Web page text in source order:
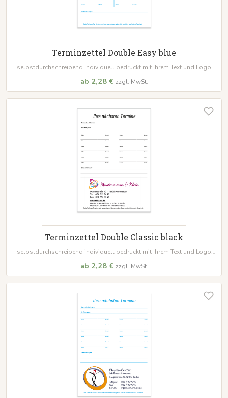
Terminzettel Double Easy blue
selbstdurchschreibend individuell bedruckt mit Ihrem Text und Logo
lose anwählbar
ab 2,28 € zzgl. MwSt.
Terminzettel Double Classic black
selbstdurchschreibend individuell bedruckt mit Ihrem Text und Logo
lose anwählbar
ab 2,28 € zzgl. MwSt.